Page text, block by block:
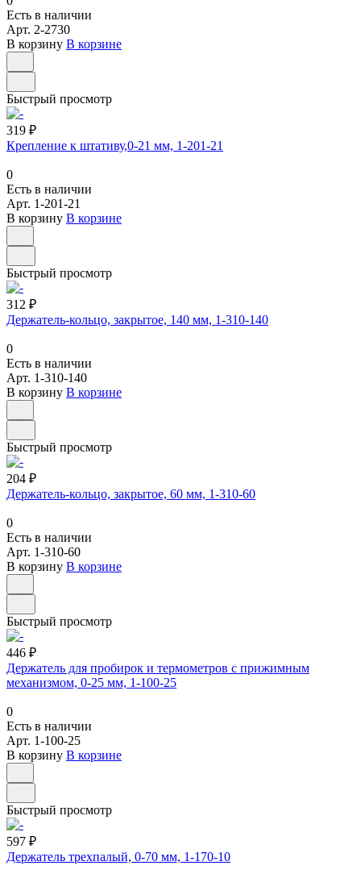
Есть в наличии
Арт. 2-2730
В корзину В корзине
Быстрый просмотр
319 ₽
Крепление к штативу,0-21 мм, 1-201-21
0
Есть в наличии
Арт. 1-201-21
В корзину В корзине
Быстрый просмотр
312 ₽
Держатель-кольцо, закрытое, 140 мм, 1-310-140
0
Есть в наличии
Арт. 1-310-140
В корзину В корзине
Быстрый просмотр
204 ₽
Держатель-кольцо, закрытое, 60 мм, 1-310-60
0
Есть в наличии
Арт. 1-310-60
В корзину В корзине
Быстрый просмотр
446 ₽
Держатель для пробирок и термометров с прижимным
механизмом, 0-25 мм, 1-100-25
0
Есть в наличии
Арт. 1-100-25
В корзину В корзине
Быстрый просмотр
597 ₽
Держатель трехпалый, 0-70 мм, 1-170-10